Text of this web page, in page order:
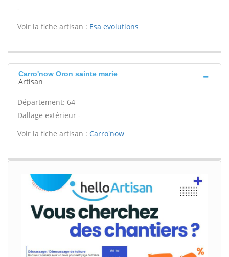
-
Voir la fiche artisan : Esa evolutions
Carro'now Oron sainte marie
Artisan
Département: 64
Dallage extérieur -
Voir la fiche artisan : Carro'now